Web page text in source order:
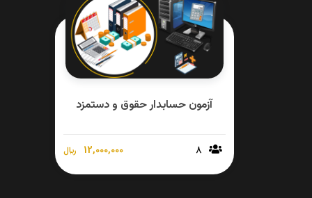
آزمون حسابدار حقوق و دستمزد
8
12,000,000 ﷼